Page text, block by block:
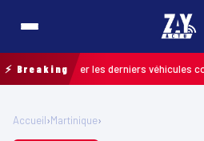
⚡ Breaking
retrouver les derniers véhicules
Accueil›Martinique›